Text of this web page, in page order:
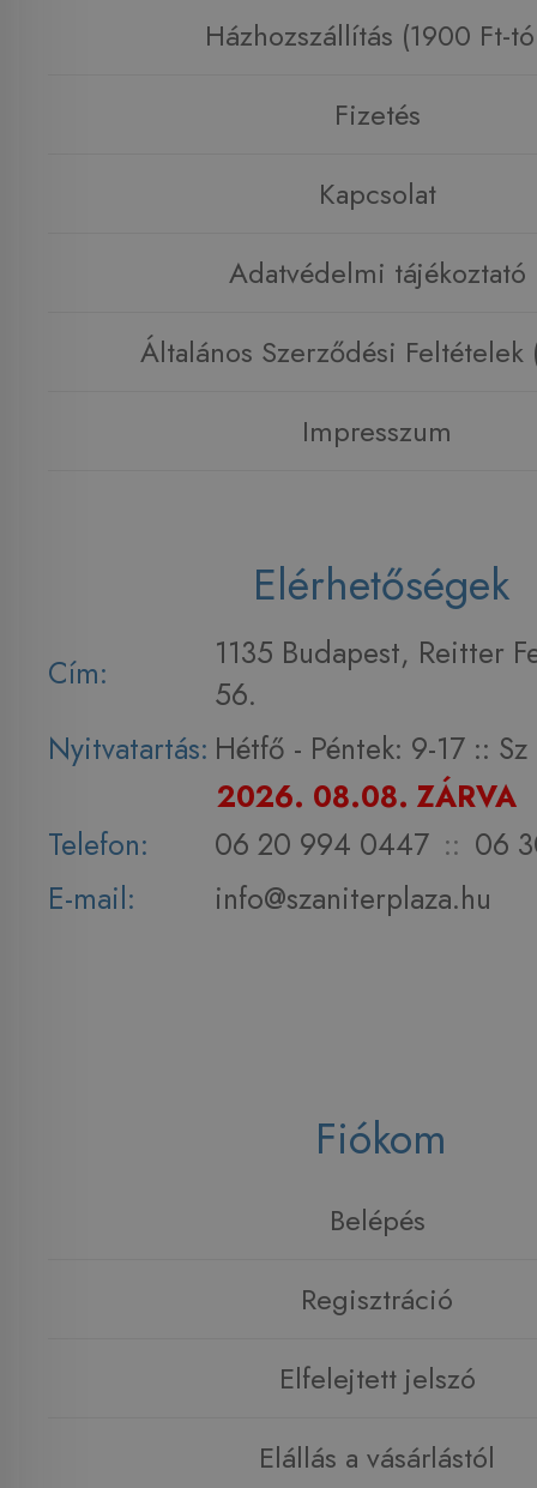
Házhozszállítás (1900 Ft-
Fizetés
Kapcsolat
Adatvédelmi tájékoztató
Általános Szerződési Feltételek
Impresszum
Elérhetőségek
Cím:
1135 Budapest, Reitter
56.
Nyitvatartás: Hétfő - Péntek: 9-17 :: Sz
2026. 08.08. ZÁRVA
Telefon:
06 20 994 0447 :: 06
E-mail:
info@szaniterplaza.hu
Fiókom
Belépés
Regisztráció
Elfelejtett jelszó
Elállás a vásárlástól